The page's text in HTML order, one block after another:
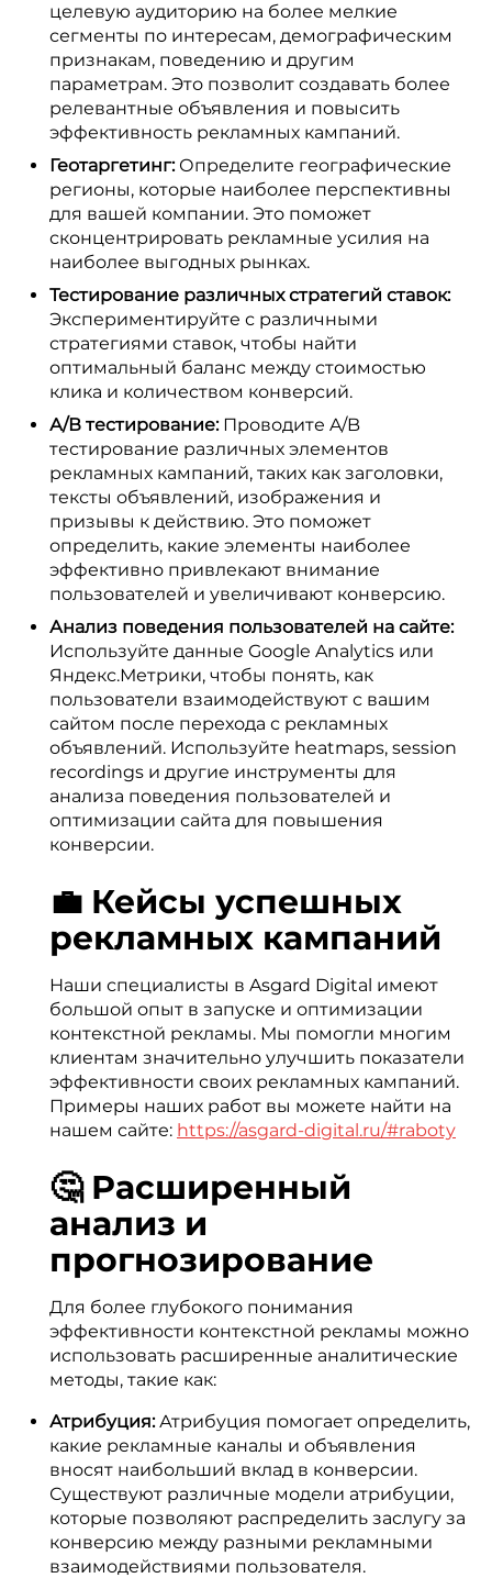
целевую аудиторию на более мелкие
сегменты по интересам, демографическим
признакам, поведению и другим
параметрам. Это позволит создавать более
релевантные объявления и повысить
эффективность рекламных кампаний.
Геотаргетинг:Определите географические
регионы, которые наиболее перспективны
для вашей компании. Это поможет
сконцентрировать рекламные усилия на
наиболее выгодных рынках.
Тестирование различных стратегий ставок:
Экспериментируйте с различными
стратегиями ставок, чтобы найти
оптимальный баланс между стоимостью
клика и количеством конверсий.
А/В тестирование:Проводите A/B
тестирование различных элементов
рекламных кампаний, таких как заголовки,
тексты объявлений, изображения и
призывы к действию. Это поможет
определить, какие элементы наиболее
эффективно привлекают внимание
пользователей и увеличивают конверсию.
Анализ поведения пользователей на сайте:
Используйте данные Google Analytics или
Яндекс.Метрики, чтобы понять, как
пользователи взаимодействуют с вашим
сайтом после перехода с рекламных
объявлений. Используйте heatmaps, session
recordings и другие инструменты для
анализа поведения пользователей и
оптимизации сайта для повышения
конверсии.
💼 Кейсы успешных
рекламных кампаний
Наши специалисты в Asgard Digital имеют
большой опыт в запуске и оптимизации
контекстной рекламы. Мы помогли многим
клиентам значительно улучшить показатели
эффективности своих рекламных кампаний.
Примеры наших работ вы можете найти на
нашем сайте: https://asgard-digital.ru/#raboty
🤔 Расширенный
анализ и
прогнозирование
Для более глубокого понимания
эффективности контекстной рекламы можно
использовать расширенные аналитические
методы, такие как:
Атрибуция:Атрибуция помогает определить,
какие рекламные каналы и объявления
вносят наибольший вклад в конверсии.
Существуют различные модели атрибуции,
которые позволяют распределить заслугу за
конверсию между разными рекламными
взаимодействиями пользователя.